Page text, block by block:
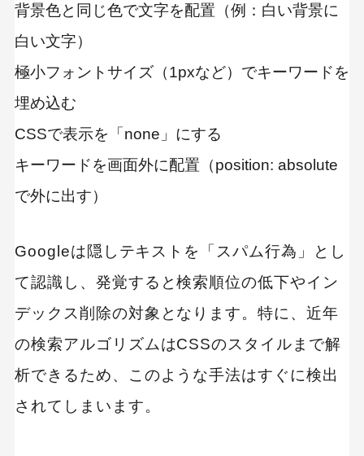
背景色と同じ色で文字を配置（例：白い背景に
白い文字）
極小フォントサイズ（1pxなど）でキーワードを
埋め込む
CSSで表示を「none」にする
キーワードを画面外に配置（position: absolute
で外に出す）
Googleは隠しテキストを「スパム行為」とし
て認識し、発覚すると検索順位の低下やイン
デックス削除の対象となります。特に、近年
の検索アルゴリズムはCSSのスタイルまで解
析できるため、このような手法はすぐに検出
されてしまいます。